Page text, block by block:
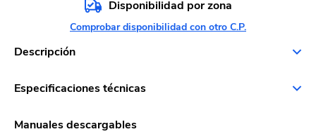
Disponibilidad por zona
Comprobar disponibilidad con otro C.P.
Descripción
Especificaciones técnicas
Manuales descargables